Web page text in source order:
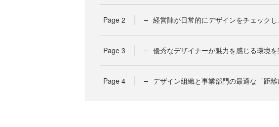
Page 2 経営陣が日常的にデザインをチェック
Page 3 優秀なデザイナーが魅力を感じる環境を
Page 4 デザイン組織と事業部門の最適な「距